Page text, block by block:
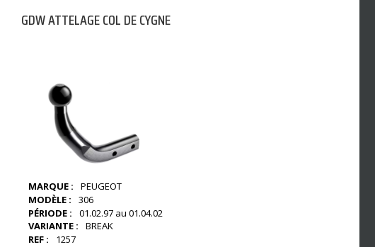
GDW ATTELAGE COL DE CYGNE
MARQUE :
PEUGEOT
MODÈLE :
306
PÉRIODE :
01.02.97 au 01.04.02
VARIANTE :
BREAK
REF :
1257